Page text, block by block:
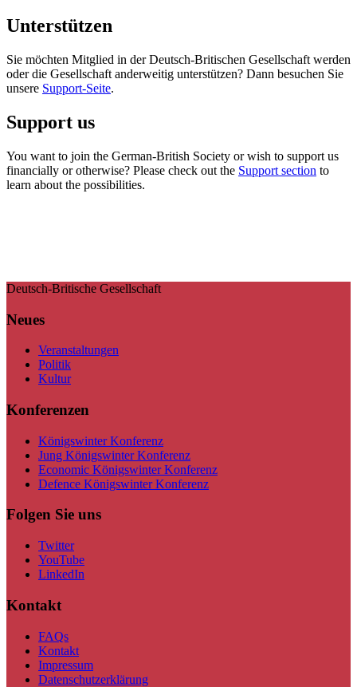
Unterstützen
Sie möchten Mitglied in der Deutsch-Britischen Gesellschaft werden
oder die Gesellschaft anderweitig unterstützen? Dann besuchen Sie
unsere Support-Seite.
Support us
You want to join the German-British Society or wish to support us
financially or otherwise? Please check out the Support section to
learn about the possibilities.
Deutsch-Britische Gesellschaft
Neues
Veranstaltungen
Politik
Kultur
Konferenzen
Königswinter Konferenz
Jung Königswinter Konferenz
Economic Königswinter Konferenz
Defence Königswinter Konferenz
Folgen Sie uns
Twitter
YouTube
LinkedIn
Kontakt
FAQs
Kontakt
Impressum
Datenschutzerklärung